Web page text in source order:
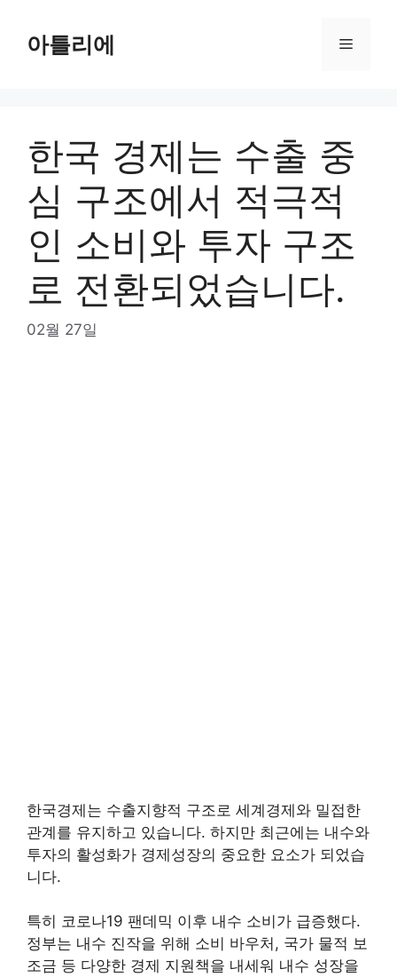
content아틀리에 Menu
한국 경제는 수출 중
심 구조에서 적극적
인 소비와 투자 구조
로 전환되었습니다.
02월 27일
한국경제는 수출지향적 구조로 세계경제와 밀접한
관계를 유지하고 있습니다. 하지만 최근에는 내수와
투자의 활성화가 경제성장의 중요한 요소가 되었습
니다.
특히 코로나19 팬데믹 이후 내수 소비가 급증했다.
정부는 내수 진작을 위해 소비 바우처, 국가 물적 보
조금 등 다양한 경제 지원책을 내세워 내수 성장을